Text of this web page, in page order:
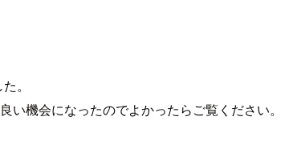
。
機会になったのでよかったらご覧ください。